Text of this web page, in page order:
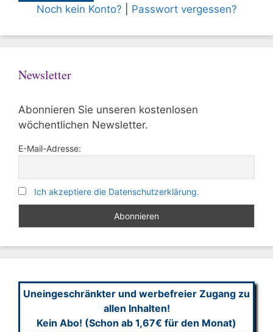
Noch kein Konto? Passwort vergessen?
Newsletter
Abonnieren Sie unseren kostenlosen
wöchentlichen Newsletter.
E-Mail-Adresse:
Ich akzeptiere die Datenschutzerklärung.
Uneingeschränkter und werbefreier Zugang zu
allen Inhalten!
Kein Abo! (Schon ab 1,67€ für den Monat)